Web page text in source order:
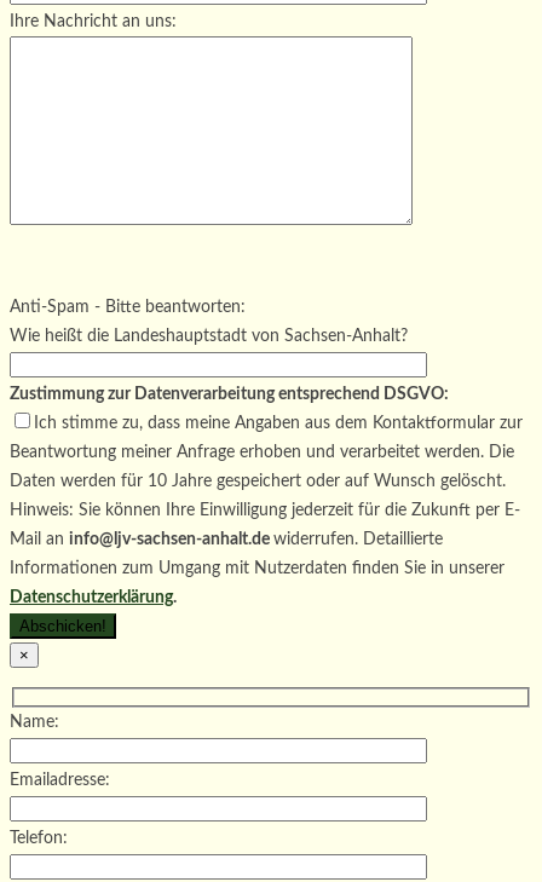
Ihre Nachricht an uns:
Bitte lasse dieses Feld leer.
Anti-Spam - Bitte beantworten:
Wie heißt die Landeshauptstadt von Sachsen-Anhalt?
Zustimmung zur Datenverarbeitung entsprechend DSGVO:
Ich stimme zu, dass meine Angaben aus dem Kontaktformular zur
Beantwortung meiner Anfrage erhoben und verarbeitet werden. Die
Daten werden für 10 Jahre gespeichert oder auf Wunsch gelöscht.
Hinweis: Sie können Ihre Einwilligung jederzeit für die Zukunft per E-
Mail an info@ljv-sachsen-anhalt.de widerrufen. Detaillierte
Informationen zum Umgang mit Nutzerdaten finden Sie in unserer
Datenschutzerklärung.
×
Name:
Emailadresse:
Telefon: